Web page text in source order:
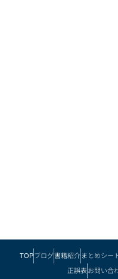
TOPブログ書籍紹介 まとめシー
正誤表 お問い合